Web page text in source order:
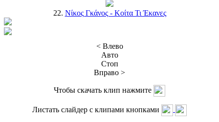
22. Νίκος Γκάνος - Κοίτα Τι Έκανες
< Влево
Авто
Стоп
Вправо >
Чтобы скачать клип нажмите
Листать слайдер с клипами кнопками